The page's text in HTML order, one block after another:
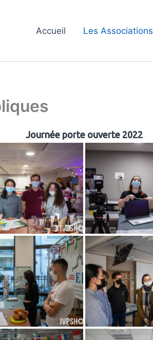
Accueil Les Associations
Journée porte ouverte 2022